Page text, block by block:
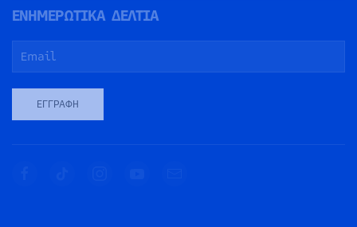
ΕΝΗΜΕΡΩΤΙΚΑ ΔΕΛΤΙΑ
ΕΓΓΡΑΦΉ